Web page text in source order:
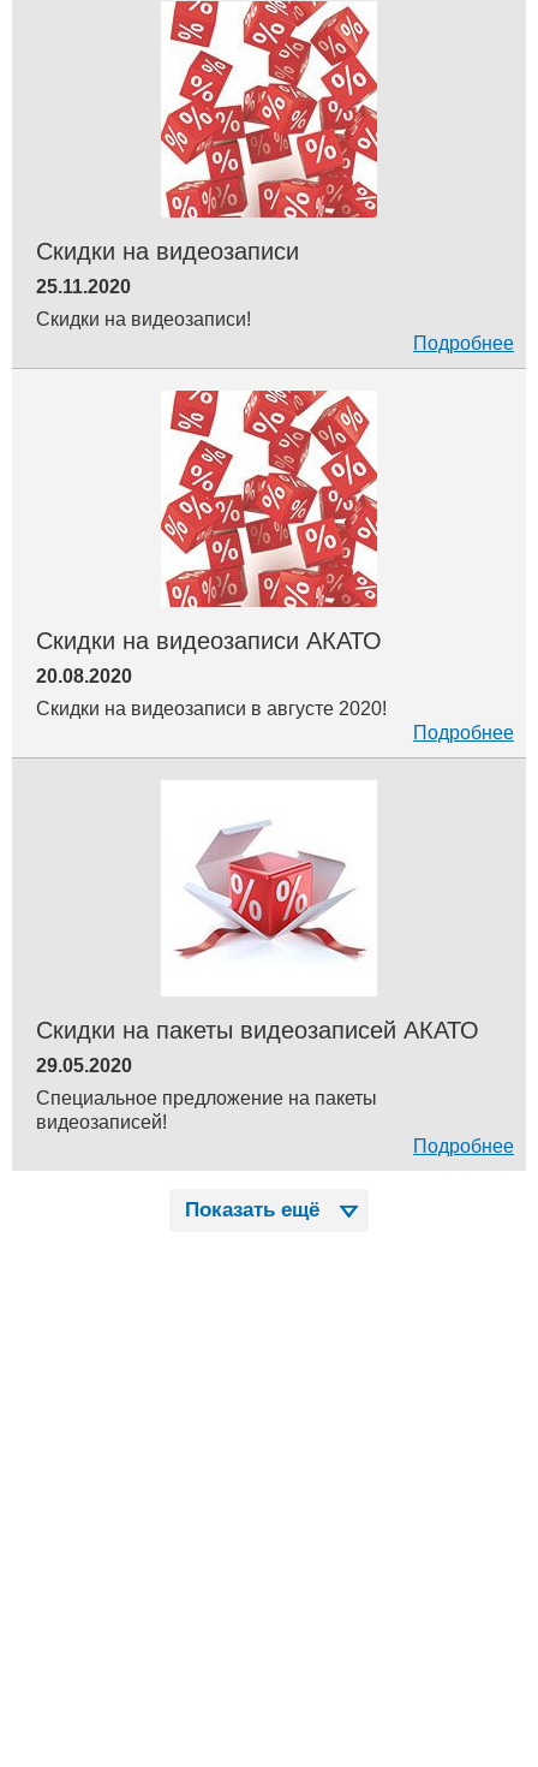
Скидки на видеозаписи
25.11.2020
Скидки на видеозаписи!
Подробнее
Скидки на видеозаписи АКАТО
20.08.2020
Скидки на видеозаписи в августе 2020!
Подробнее
Скидки на пакеты видеозаписей АКАТО
29.05.2020
Специальное предложение на пакеты
видеозаписей!
Подробнее
Показать ещё